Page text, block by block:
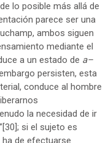
lo posible más allá de
parece ser una
ambos siguen
mediante el
a un estado de a–
persisten, esta
conduce al hombre
la necesidad de ir
[30]; si el sujeto es
de efectuarse